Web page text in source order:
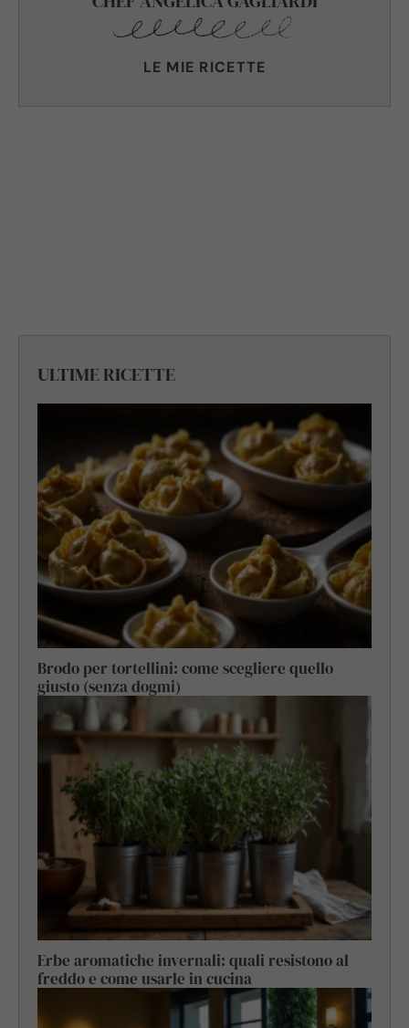
LE MIE RICETTE
ULTIME RICETTE
Brodo per tortellini: come scegliere quello
giusto (senza dogmi)
Erbe aromatiche invernali: quali resistono al
freddo e come usarle in cucina